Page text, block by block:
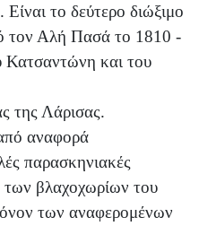
το δεύτερο διώξιμο
τον Αλή Πασά το 1810 -
Κατσαντώνη και του
της Λάρισας.
αναφορά
παρασκηνιακές
των βλαχοχωρίων του
των αναφερομένων